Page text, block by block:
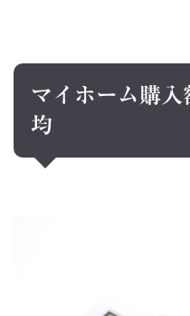
マイホーム購
均